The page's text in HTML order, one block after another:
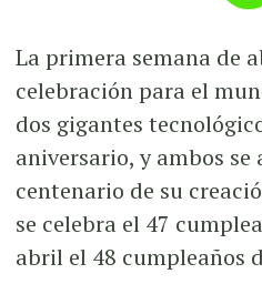
La primera semana de
celebración para el
dos gigantes
aniversario, y ambos
centenario de su
se celebra el 47
abril el 48 cumpleaños